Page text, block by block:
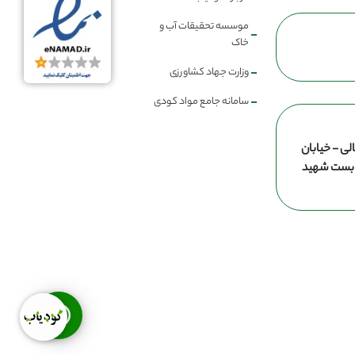
- خیابان
بست شهید
موسسه تحقیقات آب و
خاک
وزارت جهاد کشاورزی
سامانه جامع مواد کودی